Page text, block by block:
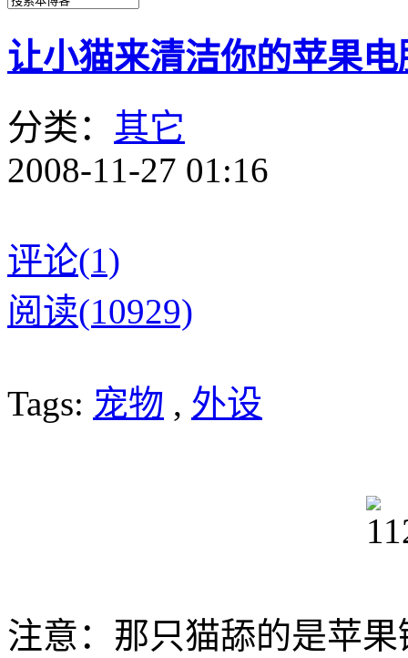
让小猫来清洁你的苹果
分类： 其它
2008-11-27 01:16
评论(1)
阅读(10929)
Tags: 宠物 , 外设
注意：那只猫舔的是苹